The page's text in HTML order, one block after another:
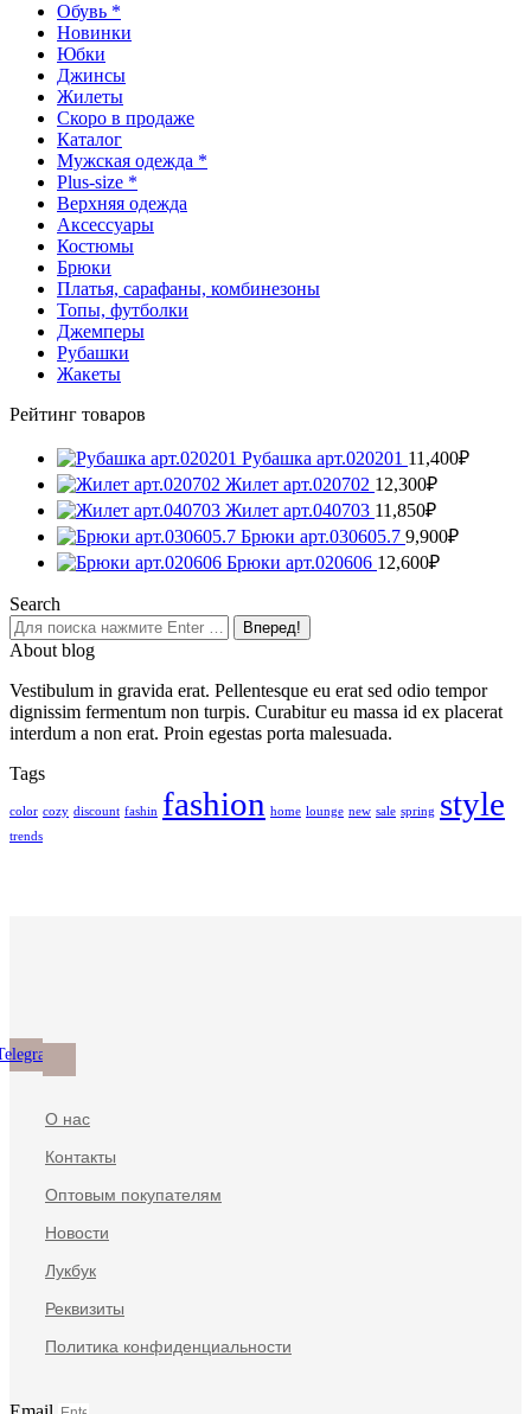
несколько
вариаций.
Опции
можно
выбрать
на
странице
товара.
Обувь *
Новинки
Юбки
Джинсы
Жилеты
Скоро в продаже
Каталог
Мужская одежда *
Plus-size *
Верхняя одежда
Аксессуары
Костюмы
Брюки
Платья, сарафаны, комбинезоны
Топы, футболки
Джемперы
Рубашки
Жакеты
Рейтинг товаров
Рубашка арт.020201 11,400₽
Жилет арт.020702 12,300₽
Жилет арт.040703 11,850₽
Брюки арт.030605.7 9,900₽
Брюки арт.020606 12,600₽
Search
Поиск:
About blog
Vestibulum in gravida erat. Pellentesque eu erat sed odio tempor
dignissim fermentum non turpis. Curabitur eu massa id ex placerat
interdum a non erat. Proin egestas porta malesuada.
Tags
color cozy discount fashin fashion home lounge new sale spring style
trends
О нас
Контакты
Оптовым покупателям
Новости
Лукбук
Реквизиты
Политика конфиденциальности